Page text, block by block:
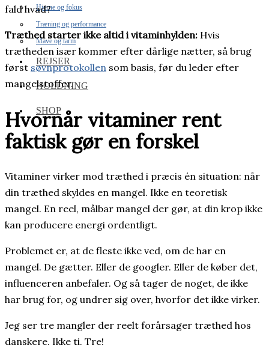
Hjerne og fokus
Træning og performance
Mave og tarm
REJSER
HOLDNING
SHOP
fald hvad?
Træthed starter ikke altid i vitaminhylden: Hvis
trætheden især kommer efter dårlige nætter, så brug
først søvnprotokollen som basis, før du leder efter
mangelstoffer.
Hvornår vitaminer rent
faktisk gør en forskel
Vitaminer virker mod træthed i præcis én situation: når
din træthed skyldes en mangel. Ikke en teoretisk
mangel. En reel, målbar mangel der gør, at din krop ikke
kan producere energi ordentligt.
Problemet er, at de fleste ikke ved, om de har en
mangel. De gætter. Eller de googler. Eller de køber det,
influenceren anbefaler. Og så tager de noget, de ikke
har brug for, og undrer sig over, hvorfor det ikke virker.
Jeg ser tre mangler der reelt forårsager træthed hos
danskere. Ikke ti. Tre!